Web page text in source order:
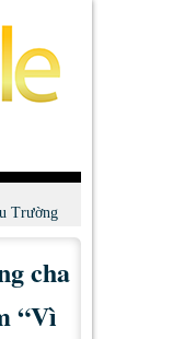
Trường
cha
“Vì